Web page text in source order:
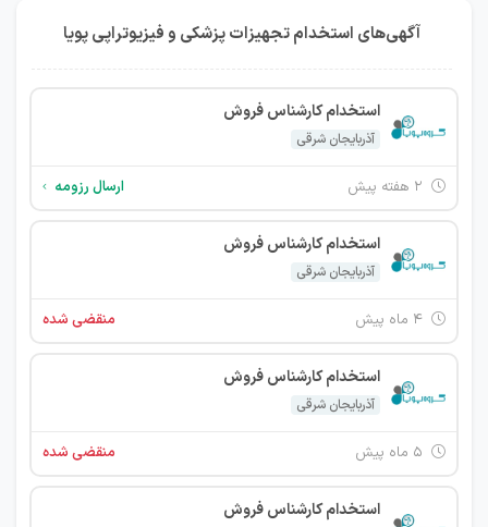
آگهی‌های استخدام تجهیزات پزشکی و فیزیوتراپی پویا
استخدام کارشناس فروش
آذربایجان شرقی
ارسال رزومه
استخدام کارشناس فروش
آذربایجان شرقی
منقضی شده
استخدام کارشناس فروش
آذربایجان شرقی
منقضی شده
استخدام کارشناس فروش